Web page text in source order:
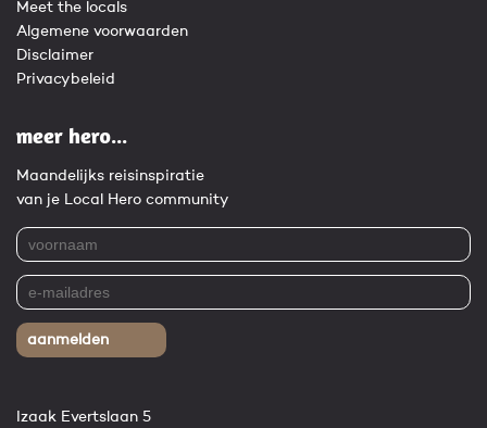
Meet the locals
Algemene voorwaarden
Disclaimer
Privacybeleid
meer hero...
Maandelijks reisinspiratie
van je Local Hero community
aanmelden
Izaak Evertslaan 5